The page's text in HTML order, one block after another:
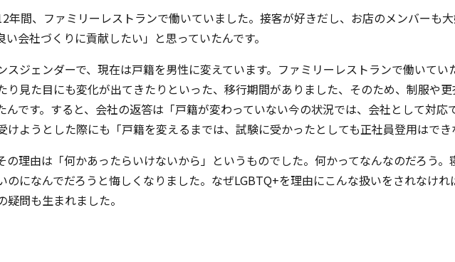
年間、ファミリーレストランで働いていました。接客が好きだし、お店のメンバーも
い会社づくりに貢献したい」と思っていたんです。
スジェンダーで、現在は戸籍を男性に変えています。ファミリーレストランで働いて
り見た目にも変化が出てきたりといった、移行期間がありました、そのため、制服や
んです。すると、会社の返答は「戸籍が変わっていない今の状況では、会社として対応
けようとした際にも「戸籍を変えるまでは、試験に受かったとしても正社員登用はでき
の理由は「何かあったらいけないから」というものでした。何かってなんなのだろう
のになんでだろうと悔しくなりました。なぜLGBTQ+を理由にこんな扱いをされなけ
問も生まれました。